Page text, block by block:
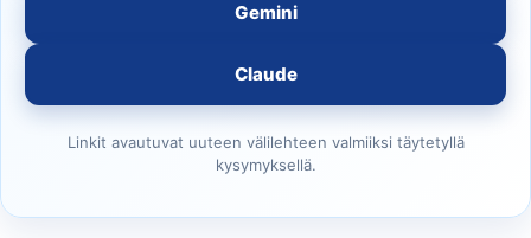
Gemini
Claude
Linkit avautuvat uuteen välilehteen valmiiksi täytetyllä
kysymyksellä.